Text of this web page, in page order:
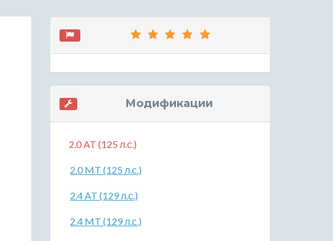
Модификации
2.0 AT (125 л.с.)
2.0 MT (125 л.с.)
2.4 AT (129 л.с.)
2.4 MT (129 л.с.)